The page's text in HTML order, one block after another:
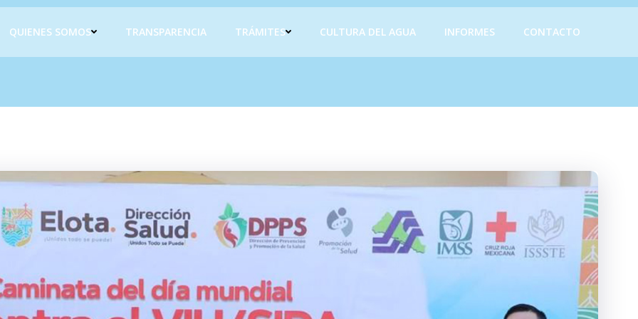
QUIENES SOMOS TRANSPARENCIA TRÁMITES CULTURA DEL AGUA INFORMES CONTACTO